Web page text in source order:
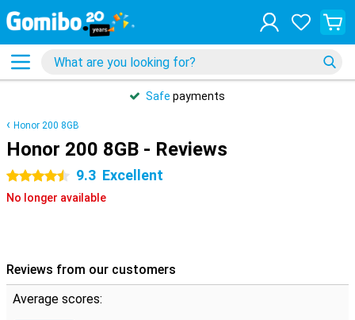
Safe payments
Honor 200 8GB
Honor 200 8GB - Reviews
4.5 stars 9.3 Excellent
No longer available
Reviews from our customers
Average scores: